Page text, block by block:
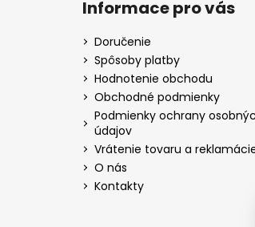
Informace pro vás
Doručenie
Spôsoby platby
Hodnotenie obchodu
Obchodné podmienky
Podmienky ochrany
údajov
Vrátenie tovaru a
O nás
Kontakty